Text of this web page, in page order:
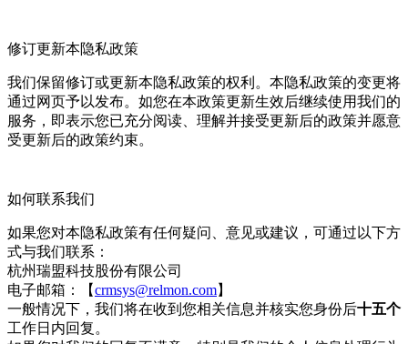
修订更新本隐私政策
我们保留修订或更新本隐私政策的权利。本隐私政策的变更将
通过网页予以发布。如您在本政策更新生效后继续使用我们的
服务，即表示您已充分阅读、理解并接受更新后的政策并愿意
受更新后的政策约束。
如何联系我们
如果您对本隐私政策有任何疑问、意见或建议，可通过以下方
式与我们联系：
杭州瑞盟科技股份有限公司
电子邮箱：【crmsys@relmon.com】
一般情况下，我们将在收到您相关信息并核实您身份后十五个
工作日内回复。